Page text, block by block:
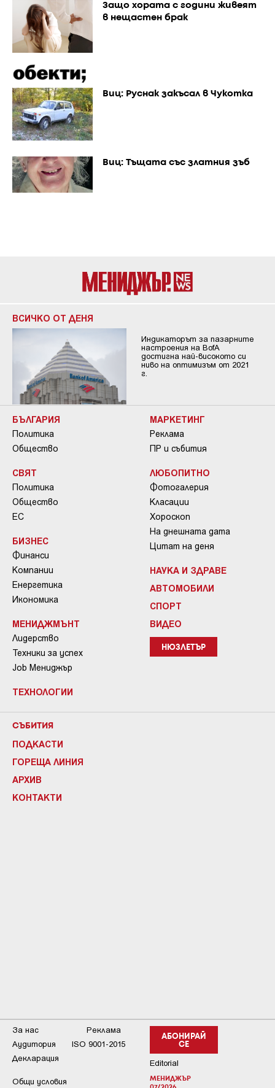
Защо хората с години живеят
в нещастен брак
Виц: Руснак закъсал в Чукотка
Виц: Тъщата със златния зъб
ВСИЧКО ОТ ДЕНЯ
Индикаторът за пазарните
настроения на BofA
достигна най-високото си
ниво на оптимизъм от 2021
г.
БЪЛГАРИЯ
Политика
Общество
СВЯТ
Политика
Общество
ЕС
БИЗНЕС
Финанси
Компании
Енергетика
Икономика
МЕНИДЖМЪНТ
Лидерство
Техники за успех
Job Мениджър
ТЕХНОЛОГИИ
МАРКЕТИНГ
Реклама
ПР и събития
ЛЮБОПИТНО
Фотогалерия
Класации
Хороскоп
На днешната дата
Цитат на деня
НАУКА И ЗДРАВЕ
АВТОМОБИЛИ
СПОРТ
ВИДЕО
НЮЗЛЕТЪР
СЪБИТИЯ
ПОДКАСТИ
ГОРЕЩА ЛИНИЯ
АРХИВ
КОНТАКТИ
АБОНИРАЙ
СЕ
Editorial
МЕНИДЖЪР
За нас
Реклама
Аудитория
ISO 9001-2015
Декларация
Общи условия